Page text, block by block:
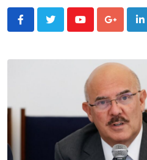
YoutubeGoogle+